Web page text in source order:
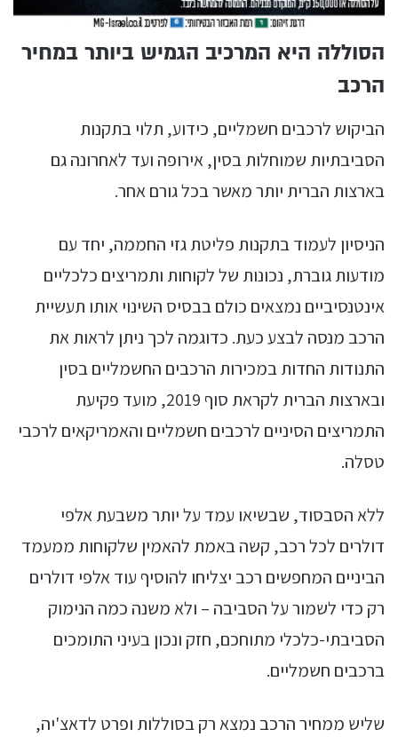
הסוללה היא המרכיב הגמיש ביותר במחיר
הרכב
הביקוש לרכבים חשמליים, כידוע, תלוי בתקנות
הסביבתיות שמוחלות בסין, אירופה ועד לאחרונה גם
בארצות הברית יותר מאשר בכל גורם אחר.
הניסיון לעמוד בתקנות פליטת גזי החממה, יחד עם
מודעות גוברת, נכונות של לקוחות ותמריצים כלכליים
אינטנסיביים נמצאים כולם בבסיס השינוי אותו תעשיית
הרכב מנסה לבצע כעת. כדוגמה לכך ניתן לראות את
התנודות החדות במכירות הרכבים החשמליים בסין
ובארצות הברית לקראת סוף 2019, מועד פקיעת
התמריצים הסיניים לרכבים חשמליים והאמריקאים לרכבי
טסלה.
ללא הסבסוד, שבשיאו עמד על יותר משבעת אלפי
דולרים לכל רכב, קשה באמת להאמין שלקוחות ממעמד
הביניים המחפשים רכב יצליחו להוסיף עוד אלפי דולרים
רק כדי לשמור על הסביבה – ולא משנה כמה הנימוק
הסביבתי-כלכלי מתוחכם, חזק ונכון בעיני התומכים
ברכבים חשמליים.
שליש ממחיר הרכב נמצא רק בסוללות ופרט לדאצ'יה,